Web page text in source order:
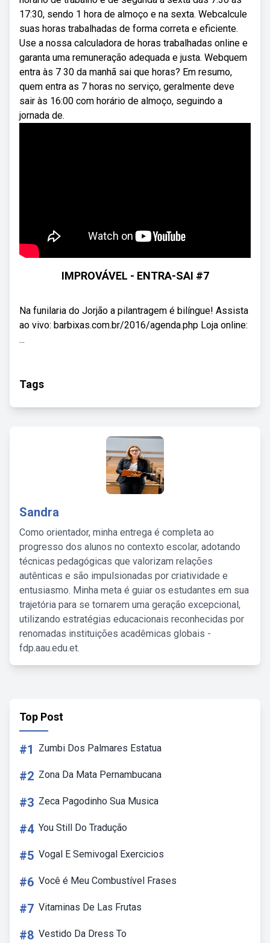
17:30, sendo 1 hora de almoço e na sexta. Webcalcule
suas horas trabalhadas de forma correta e eficiente.
Use a nossa calculadora de horas trabalhadas online e
garanta uma remuneração adequada e justa. Webquem
entra às 7 30 da manhã sai que horas? Em resumo,
quem entra as 7 horas no serviço, geralmente deve
sair às 16:00 com horário de almoço, seguindo a
jornada de.
IMPROVÁVEL - ENTRA-SAI #7
Na funilaria do Jorjão a pilantragem é bilíngue! Assista
ao vivo: barbixas.com.br/2016/agenda.php Loja online:
...
Tags
Sandra
Como orientador, minha entrega é completa ao
progresso dos alunos no contexto escolar, adotando
técnicas pedagógicas que valorizam relações
autênticas e são impulsionadas por criatividade e
entusiasmo. Minha meta é guiar os estudantes em sua
trajetória para se tornarem uma geração excepcional,
utilizando estratégias educacionais reconhecidas por
renomadas instituições acadêmicas globais -
fdp.aau.edu.et.
Top Post
#1 Zumbi Dos Palmares Estatua
#2 Zona Da Mata Pernambucana
#3 Zeca Pagodinho Sua Musica
#4 You Still Do Tradução
#5 Vogal E Semivogal Exercicios
#6 Você é Meu Combustível Frases
#7 Vitaminas De Las Frutas
#8 Vestido Da Dress To